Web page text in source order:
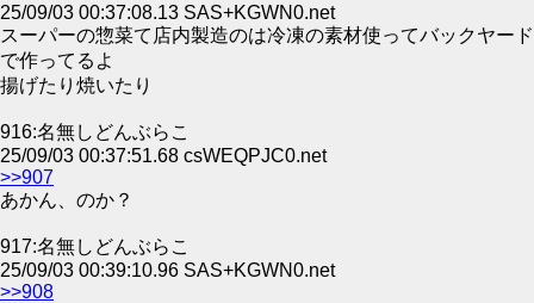
25/09/03 00:37:08.13 SAS+KGWN0.net
スーパーの惣菜て店内製造のは冷凍の素材使ってバックヤード
で作ってるよ
揚げたり焼いたり
916:名無しどんぶらこ
25/09/03 00:37:51.68 csWEQPJC0.net
>>907
あかん、のか？
917:名無しどんぶらこ
25/09/03 00:39:10.96 SAS+KGWN0.net
>>908